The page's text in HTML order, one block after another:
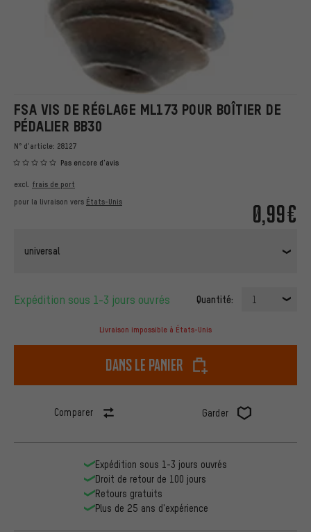
FSA VIS DE RÉGLAGE ML173 POUR BOÎTIER DE
PÉDALIER BB30
N° d'article: 28127
Pas encore d'avis
0,99€
excl. frais de port
pour la livraison vers États-Unis
universal
Expédition sous 1-3 jours ouvrés Quantité: 1
Livraison impossible à États-Unis
dans le panier
Comparer Garder
Expédition sous 1-3 jours ouvrés
Droit de retour de 100 jours
Retours gratuits
Plus de 25 ans d'expérience